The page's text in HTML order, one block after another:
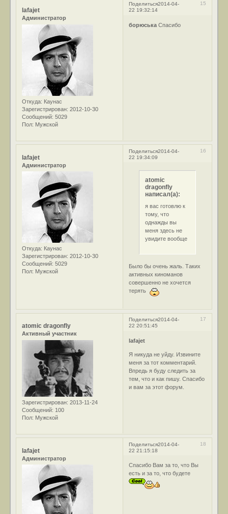
Поделиться 15
2014-04-
22 19:32:14
lafajet
Администратор
Откуда: Каунас
Зарегистрирован: 2012-10-30
Сообщений: 5029
Пол: Мужской
борюська Спасибо
Поделиться 16
2014-04-
22 19:34:09
lafajet
Администратор
Откуда: Каунас
Зарегистрирован: 2012-10-30
Сообщений: 5029
Пол: Мужской
atomic
dragonfly
написал(а):
я вас готовлю к
тому, что
однажды вы
меня здесь не
увидите вообще
Было бы очень жаль. Таких
активных киноманов
совершенно не хочется
терять
Поделиться 17
2014-04-
22 20:51:45
atomic dragonfly
Активный участник
Зарегистрирован: 2013-11-24
Сообщений: 100
Пол: Мужской
lafajet
Я никуда не уйду. Извините
меня за тот комментарий.
Впредь я буду следить за
тем, что и как пишу. Спасибо
и вам за этот форум.
Поделиться 18
2014-04-
22 21:15:18
lafajet
Администратор
Спасибо Вам за то, что Вы
есть и за то, что будете